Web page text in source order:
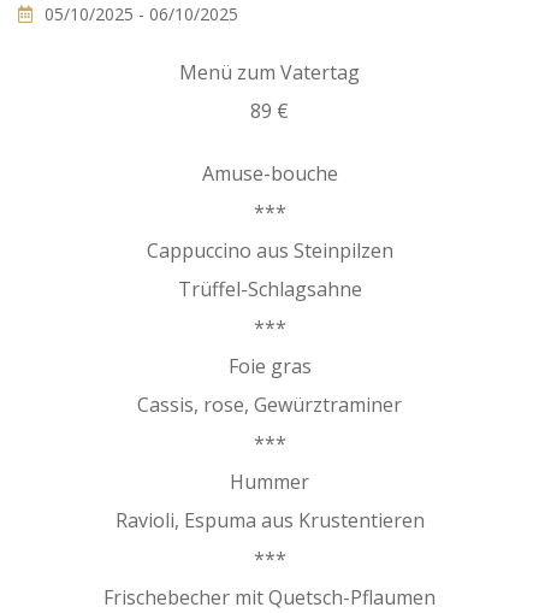
05/10/2025 - 06/10/2025
Menü zum Vatertag
89 €
Amuse-bouche
***
Cappuccino aus Steinpilzen
Trüffel-Schlagsahne
***
Foie gras
Cassis, rose, Gewürztraminer
***
Hummer
Ravioli, Espuma aus Krustentieren
***
Frischebecher mit Quetsch-Pflaumen